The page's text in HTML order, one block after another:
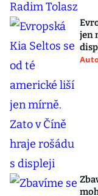
jen